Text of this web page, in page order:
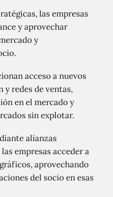
las empresas
y aprovechar
y
acceso a nuevos
y redes de ventas,
en el mercado y
sin explotar.
alianzas
empresas acceder a
aprovechando
del socio en esas